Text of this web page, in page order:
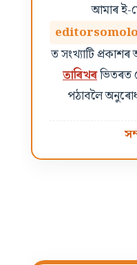
আমাৰ ই-
ত সংখ্যাটি
তাৰিখৰভিতৰত
পঠাবলৈ